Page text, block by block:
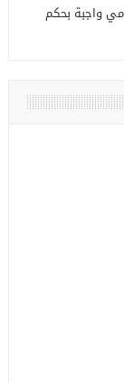
واجبة بحكم